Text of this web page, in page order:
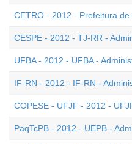
CETRO - 2012 - Prefeitura
CESPE - 2012 - TJ-RR -
UFBA - 2012 - UFBA -
IF-RN - 2012 - IF-RN -
COPESE - UFJF - 2012 -
PaqTcPB - 2012 - UEPB -